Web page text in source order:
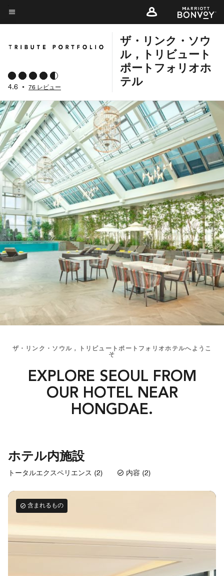
Skip
to
content
メニューのテキスト
4.6 • 76 レビュー
ザ・リンク・ソウ
ル，トリビュート
ポートフォリオホ
テル
ザ・リンク・ソウル，トリビュートポートフォリオホテルへようこ
そ
EXPLORE SEOUL FROM
OUR HOTEL NEAR
HONGDAE.
ホテル内施設
トータルエクスペリエンス (2) 内容 (2)
含まれるもの